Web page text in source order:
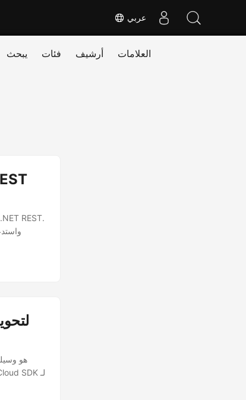
عربي
يبحث فئات أرشيف العلامات